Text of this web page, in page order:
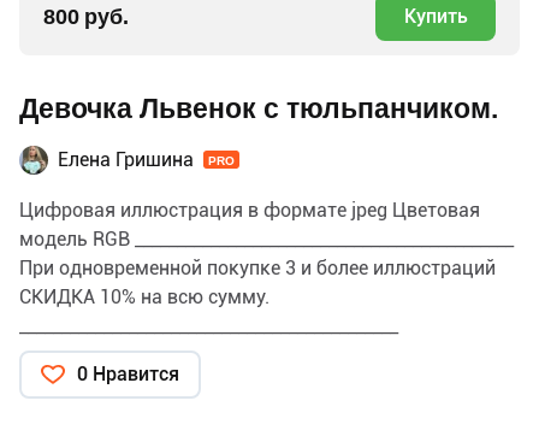
800 руб. Купить
Девочка Львенок с тюльпанчиком.
Елена Гришина PRO
Цифровая иллюстрация в формате jpeg Цветовая
модель RGB _____________________________________________
При одновременной покупке 3 и более иллюстраций
СКИДКА 10% на всю сумму.
ПРИМЕНЕНИЕ и ЛИЦЕНЗИЯ Данную иллюстрацию
можно использовать для личных и коммерческих
0 Нравится